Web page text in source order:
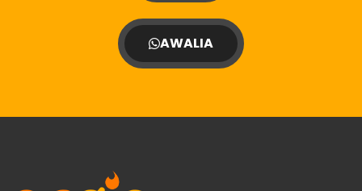
AWALIA